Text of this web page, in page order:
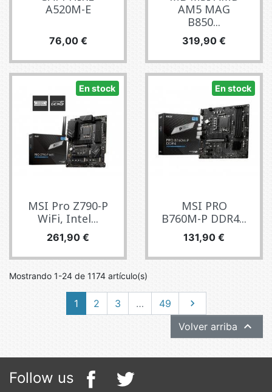
A520M-E
Precio
76,00 €
AM5 MAG
B850...
Precio
319,90 €
En stock
MSI Pro Z790-P
WiFi, Intel...
Precio
261,90 €
En stock
MSI PRO
B760M-P DDR4...
Precio
131,90 €
Mostrando 1-24 de 1174 artículo(s)
1 2 3 … 49 Siguiente

Volver arriba 
Follow us